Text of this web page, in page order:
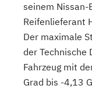
seinem Nissan-
Reifenlieferant
Der maximale
der Technische
Fahrzeug mit
Grad bis -4,13